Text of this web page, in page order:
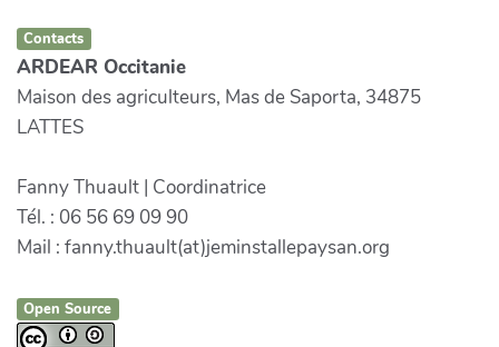
Contacts
ARDEAR Occitanie
Maison des agriculteurs, Mas de Saporta, 34875
LATTES
Fanny Thuault | Coordinatrice
Tél. : 06 56 69 09 90
Mail : fanny.thuault(at)jeminstallepaysan.org
Open Source